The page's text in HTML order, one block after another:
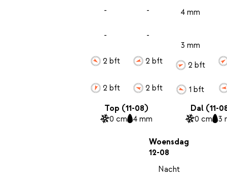
-
-
2 bft
2 bft
-
-
2 bft
2 bft
4 mm
3 mm
2 bft
1 bft
Top (11-08)
0 cm 4 mm
Dal (11-
0 cm 3
Woensdag
12-08
Nacht